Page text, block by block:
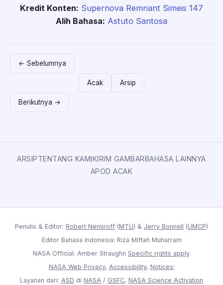
Kredit Konten: Supernova Remnant Simeis 147
Alih Bahasa: Astuto Santosa
← Sebelumnya
Acak Arsip
Berikutnya →
ARSIPTENTANG KAMIKIRIM GAMBARBAHASA LAINNYA
APOD ACAK
Penulis & Editor: Robert Nemiroff (MTU) & Jerry Bonnell (UMCP)
Editor Bahasa Indonesia: Riza Miftah Muharram
NASA Official: Amber Straughn Specific rights apply.
NASA Web Privacy, Accessibility, Notices;
Layanan dari: ASD di NASA / GSFC, NASA Science Activation